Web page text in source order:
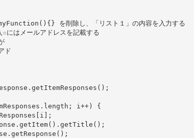
を削除し、「リスト１」の内容を入力する
にはメールアドレスを記載する
ド
i++) {